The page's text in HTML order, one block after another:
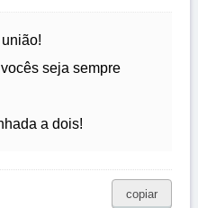
seja sempre
a dois!
copiar